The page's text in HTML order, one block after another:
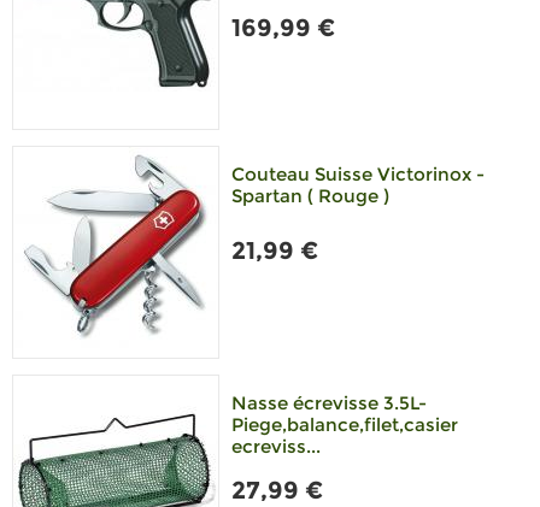
169,99 €
Couteau Suisse Victorinox -
Spartan ( Rouge )
21,99 €
Nasse écrevisse 3.5L-
Piege,balance,filet,casier
ecreviss...
27,99 €